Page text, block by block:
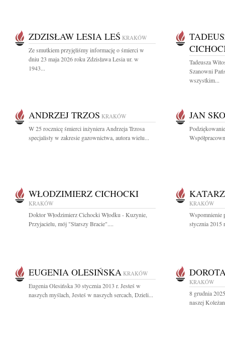
ZDZISŁAW LESIA LEŚ KRAKÓW
Ze smutkiem przyjęliśmy informację o śmierci w
dniu 23 maja 2026 roku Zdzisława Lesia ur. w
1943...
Tadeusza
Szanowni
wszystkim...
ANDRZEJ TRZOS KRAKÓW
W 25 rocznicę śmierci inżyniera Andrzeja Trzosa
specjalisty w zakresie gazownictwa, autora wielu...
JAN
WŁODZIMIERZ CICHOCKI
KRAKÓW
Doktor Włodzimierz Cichocki Włodku - Kuzynie,
Przyjacielu, mój "Starszy Bracie"....
KRAKÓW
Wspomnienie
stycznia 2015
EUGENIA OLESIŃSKA KRAKÓW
Eugenia Olesińska 30 stycznia 2013 r. Jesteś w
naszych myślach, Jesteś w naszych sercach, Dzieli...
KRAKÓW
8 grudnia
naszej